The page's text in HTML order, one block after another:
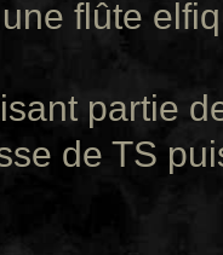
flûte
partie
de TS